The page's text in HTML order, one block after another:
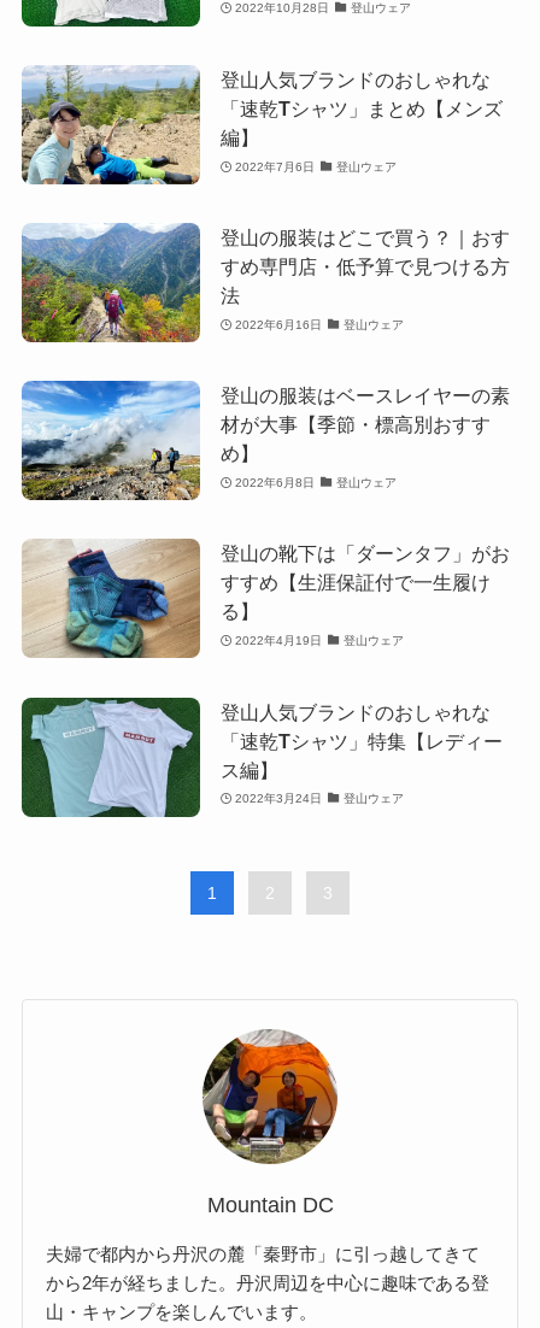
2022年10月28日 登山ウェア
登山人気ブランドのおしゃれな
「速乾Tシャツ」まとめ【メンズ
編】
2022年7月6日 登山ウェア
登山の服装はどこで買う？｜おす
すめ専門店・低予算で見つける方
法
2022年6月16日 登山ウェア
登山の服装はベースレイヤーの素
材が大事【季節・標高別おすす
め】
2022年6月8日 登山ウェア
登山の靴下は「ダーンタフ」がお
すすめ【生涯保証付で一生履け
る】
2022年4月19日 登山ウェア
登山人気ブランドのおしゃれな
「速乾Tシャツ」特集【レディー
ス編】
2022年3月24日 登山ウェア
1 2 3
Mountain DC
夫婦で都内から丹沢の麓「秦野市」に引っ越してきて
から2年が経ちました。丹沢周辺を中心に趣味である登
山・キャンプを楽しんでいます。